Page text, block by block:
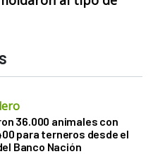
36.000 animales con
para terneros desde el
Banco Nación